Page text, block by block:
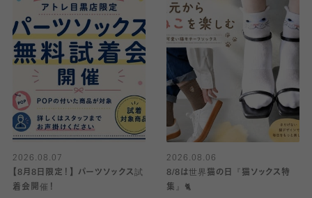
2026.08.07
【8月8日限定！】 パーツソックス試
着会開催！
2026.08.06
8/8は世界猫の日『猫ソックス特
集』🐈